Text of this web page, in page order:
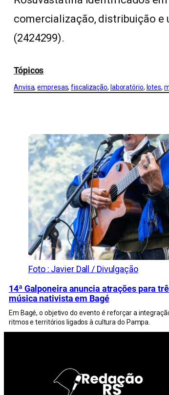
comercialização, distribuição e
(2424299).
Tópicos
Anvisa, empresas, fiscalização, laboratório, lotes,
Foto : Javier Dall / Divulgação
14ª Galponeira anuncia atrações para
música nativista em Bagé
Em Bagé, o objetivo do evento é reforçar a
ritmos e territórios ligados à cultura do Pampa.